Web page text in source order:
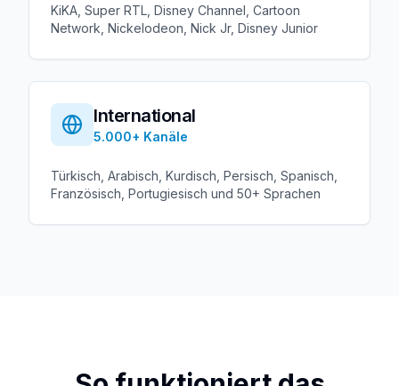
KiKA, Super RTL, Disney Channel, Cartoon
Network, Nickelodeon, Nick Jr, Disney Junior
International
5.000+ Kanäle
Türkisch, Arabisch, Kurdisch, Persisch, Spanisch,
Französisch, Portugiesisch und 50+ Sprachen